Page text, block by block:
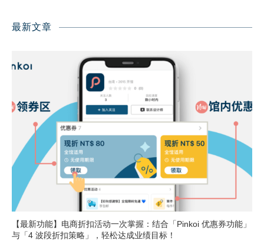
最新文章
【最新功能】电商折扣活动一次掌握：结合「Pinkoi 优惠券功能」
与「4 波段折扣策略」，轻松达成业绩目标！